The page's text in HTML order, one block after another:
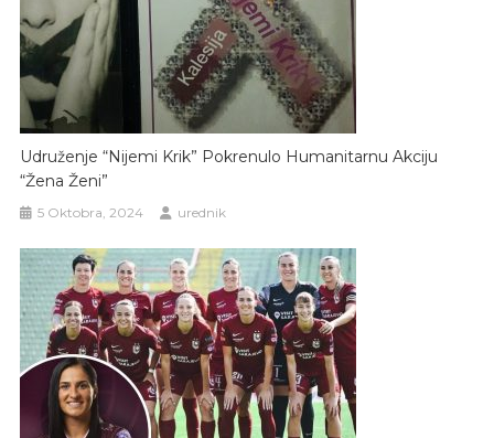
Udruženje “Nijemi Krik” Pokrenulo Humanitarnu Akciju
“Žena Ženi”
5 Oktobra, 2024 urednik